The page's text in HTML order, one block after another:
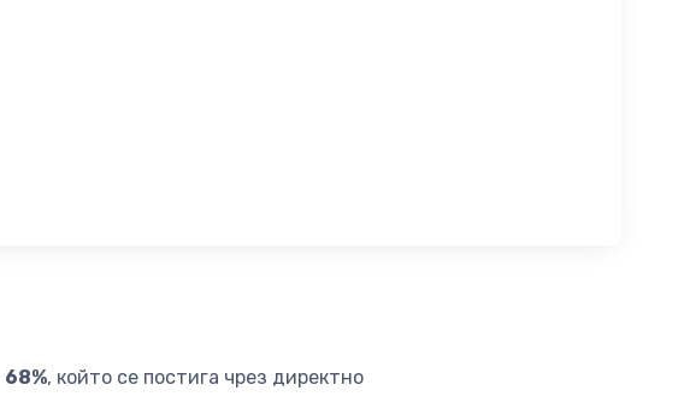
68%, който се постига чрез директно